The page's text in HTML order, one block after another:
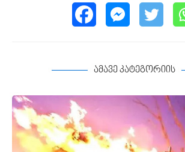
ამავე კატეგორიის